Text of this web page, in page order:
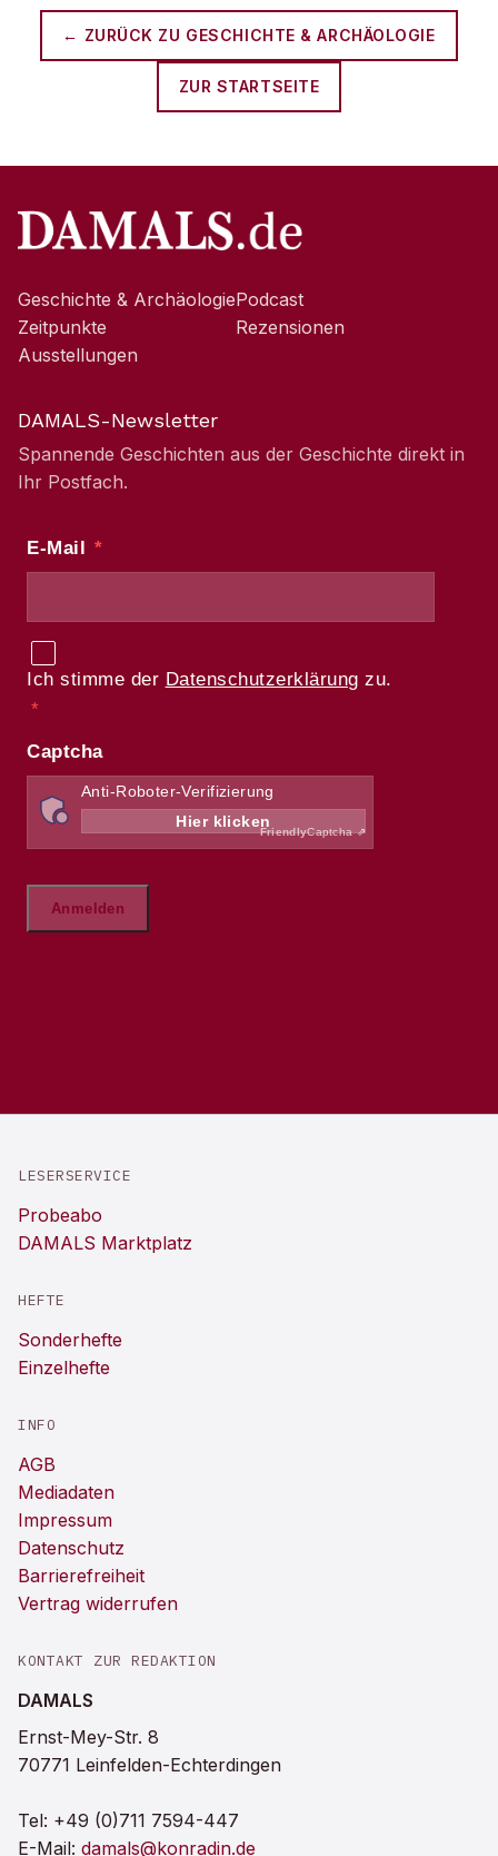
← ZURÜCK ZU GESCHICHTE & ARCHÄOLOGIE
ZUR STARTSEITE
Geschichte & Archäologie
Zeitpunkte
Ausstellungen
Podcast
Rezensionen
DAMALS-Newsletter
Spannende Geschichten aus der Geschichte direkt in
Ihr Postfach.
LESERSERVICE
Probeabo
DAMALS Marktplatz
HEFTE
Sonderhefte
Einzelhefte
INFO
AGB
Mediadaten
Impressum
Datenschutz
Barrierefreiheit
Vertrag widerrufen
KONTAKT ZUR REDAKTION
DAMALS
Ernst-Mey-Str. 8
70771 Leinfelden-Echterdingen
Tel: +49 (0)711 7594-447
E-Mail: damals@konradin.de